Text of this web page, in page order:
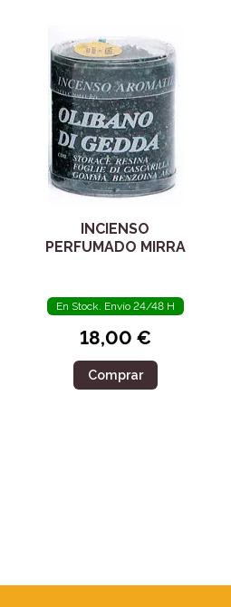
INCIENSO
PERFUMADO MIRRA
En Stock. Envío 24/48 H
18,00 €
Comprar